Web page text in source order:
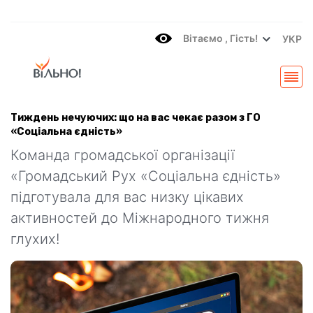
Вітаємo , Гість! УКР
Тиждень нечуючих: що на вас чекає разом з ГО
«Соціальна єдність»
Команда громадської організації
«Громадський Рух «Соціальна єдність»
підготувала для вас низку цікавих
активностей до Міжнародного тижня
глухих!